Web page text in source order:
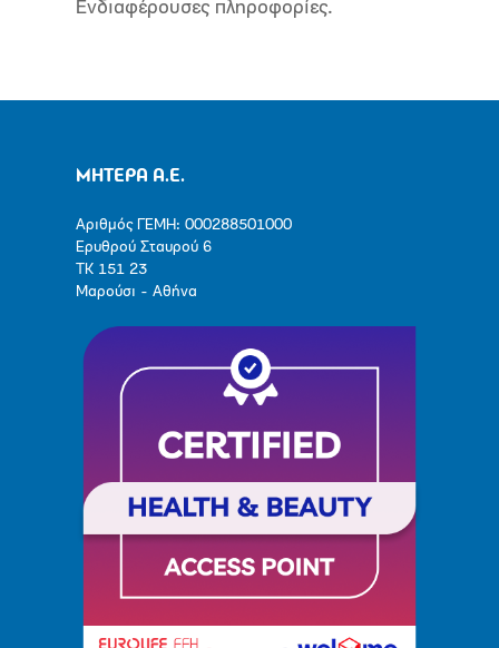
Ενδιαφέρουσες πληροφορίες.
ΜΗΤΕΡΑ Α.Ε.
Αριθμός ΓΕΜΗ: 000288501000
Ερυθρού Σταυρού 6
ΤΚ 151 23
Μαρούσι - Αθήνα